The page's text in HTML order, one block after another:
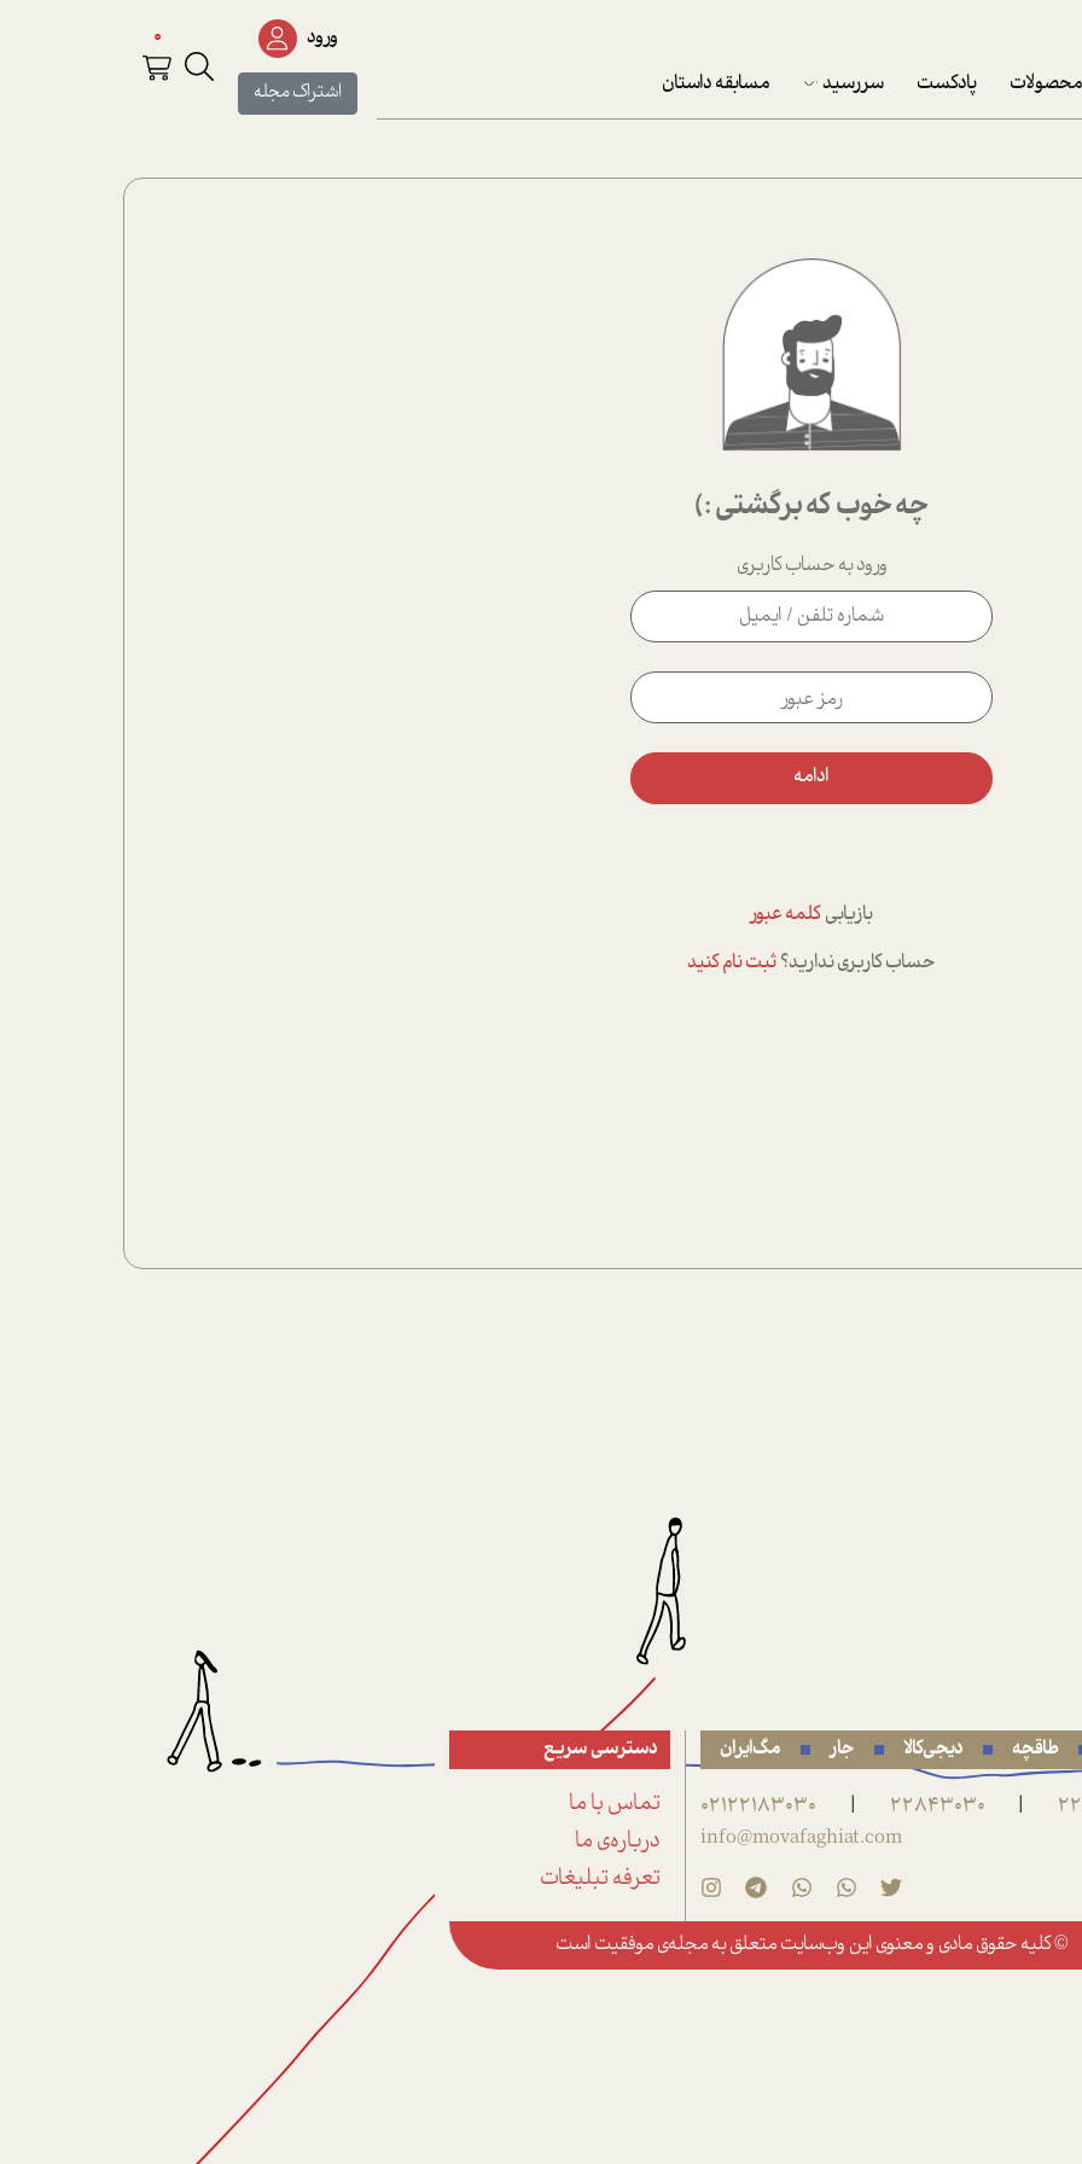
محصولات پادکست سررسید
پکيج نوروزي موفقيت
تقویم رومیزی
تقویم دیواری
مسابقه داستان
ورود
اشتراک مجله
0
چه خوب که برگشتی :)
ورود به حساب کاربری
ادامه
بازیابیکلمه عبور
حساب کاربری ندارید؟ثبت نام کنید
طاقچه دیجی‌کالا جار مگ‌ایران
|
22843030
|
02122183030
info@movafaghiat.com
دسترسی سریع
تماس با ما
درباره‌ی ما
تعرفه تبلیغات
© کلیه حقوق مادی و معنوی این وب‌سایت متعلق بهمجله‌ی موفقیتاست